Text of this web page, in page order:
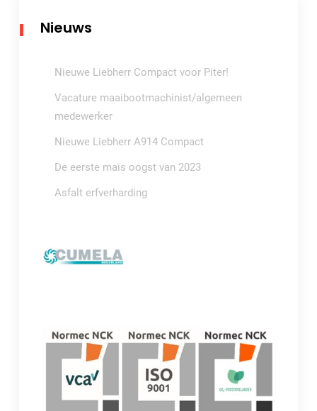
Nieuws
Nieuwe Liebherr Compact voor Piter!
Vacature maaibootmachinist/algemeen
medewerker
Nieuwe Liebherr A914 Compact
De eerste maïs oogst van 2023
Asfalt erfverharding